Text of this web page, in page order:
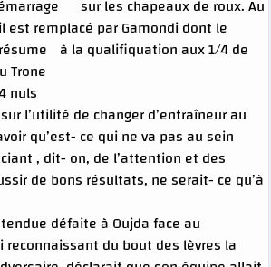
sur les chapeaux de roux. Au
est remplacé par Gamondi dont le
à la qualifiquation aux 1/4 de
Trone
nuls
l’utilité de changer d’entraîneur au
qu’est- ce qui ne va pas au sein
, dit- on, de l’attention et des
de bons résultats, ne serait- ce qu’à
défaite à Oujda face au
reconnaissant du bout des lèvres la